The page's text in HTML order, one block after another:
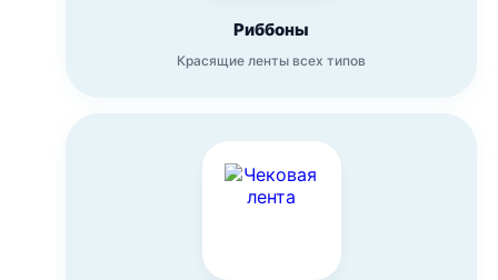
Риббоны
Красящие ленты всех типов